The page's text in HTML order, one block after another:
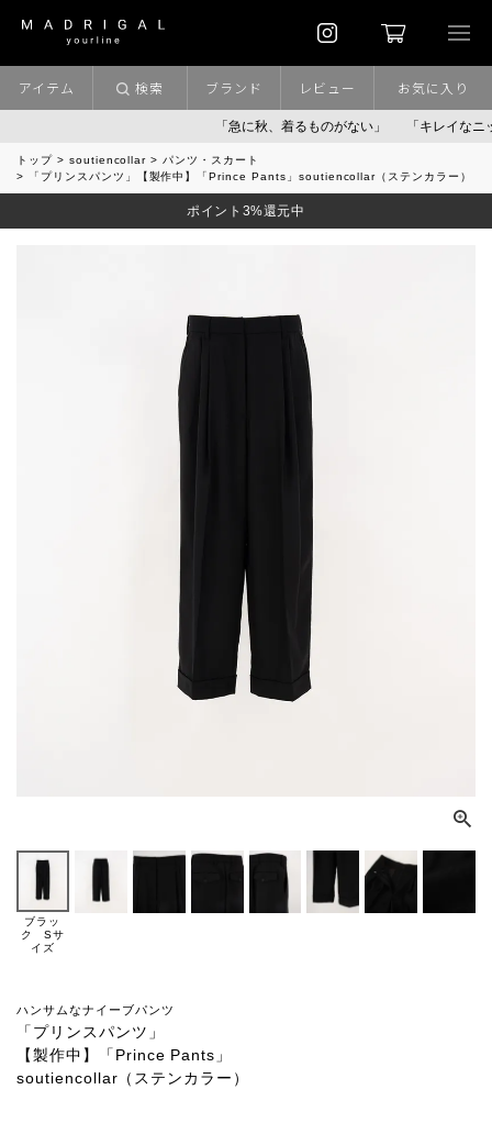
「急に秋、着るものがない」 「キレイなニット」
アイテム 検索 ブランド レビュー お気に入り
トップ soutiencollar
パンツ・スカート
「プリンスパンツ」【製作中】「Prince Pants」soutiencollar（ステンカラー）
ポイント3%還元中
ブラッ
ク Sサ
イズ
ハンサムなナイーブパンツ
「プリンスパンツ」
【製作中】「Prince Pants」
soutiencollar（ステンカラー）